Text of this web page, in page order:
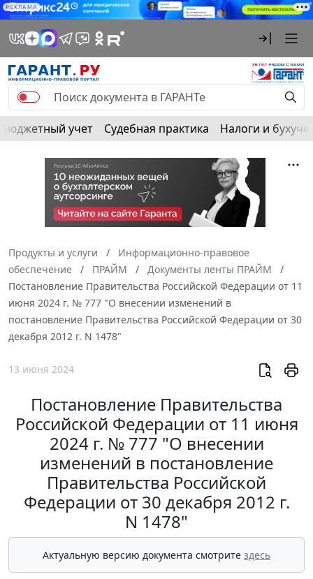
РЕКЛАМА
Бюджетный учет Судебная практика Налоги и
Продукты и услуги
Информационно-правовое
обеспечение
ПРАЙМ
Документы ленты ПРАЙМ
Постановление Правительства Российской Федерации от 11
июня 2024 г. № 777 "О внесении изменений в
постановление Правительства Российской Федерации от 30
декабря 2012 г. N 1478"
13 июня 2024
Постановление Правительства
Российской Федерации от 11 июня
2024 г. № 777 "О внесении
изменений в постановление
Правительства Российской
Федерации от 30 декабря 2012 г.
N 1478"
Актуальную версию документа смотрите здесь